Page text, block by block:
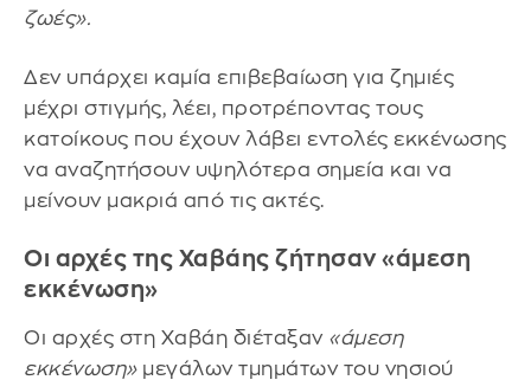
ζωές».
Δεν υπάρχει καμία επιβεβαίωση για ζημιές
μέχρι στιγμής, λέει, προτρέποντας τους
κατοίκους που έχουν λάβει εντολές εκκένωσης
να αναζητήσουν υψηλότερα σημεία και να
μείνουν μακριά από τις ακτές.
Οι αρχές της Χαβάης ζήτησαν «άμεση
εκκένωση»
Οι αρχές στη Χαβάη διέταξαν «άμεση
εκκένωση»μεγάλων τμημάτων του νησιού